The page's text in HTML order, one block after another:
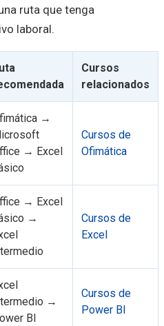
ruta que tenga
laboral.
Cursos
relacionados
→
→ Excel
Cursos de
Ofimática
→ Excel
→
Cursos de
Excel
→
BI
Cursos de
Power BI